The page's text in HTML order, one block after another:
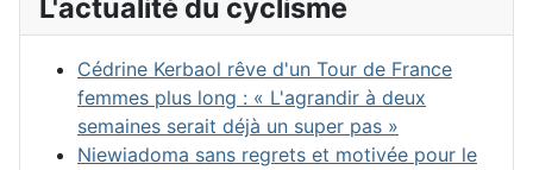
L'actualité du cyclisme
Cédrine Kerbaol rêve d'un Tour de France
femmes plus long : « L'agrandir à deux
semaines serait déjà un super pas »
Niewiadoma sans regrets et motivée pour le